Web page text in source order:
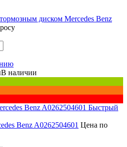
диском Mercedes Benz
В наличии
Быстрый
Benz A0262504601 Цена по